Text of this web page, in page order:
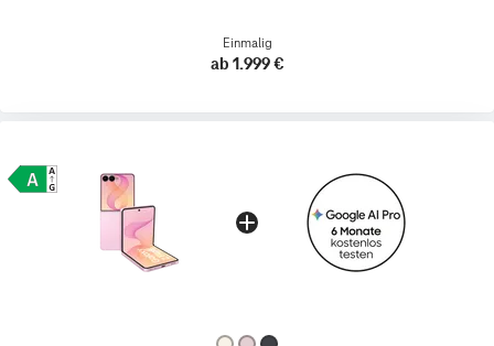
Einmalig
ab 1.999 €